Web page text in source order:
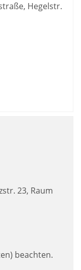
Hegelstr.
23, Raum
beachten.